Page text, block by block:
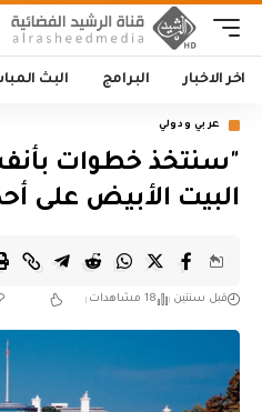
اخر الاخبار البرامج البث
عربي ودولي
"سنتخذ خطوات
البيت الأبيض على
قبل سنتين 18 مشاهدات